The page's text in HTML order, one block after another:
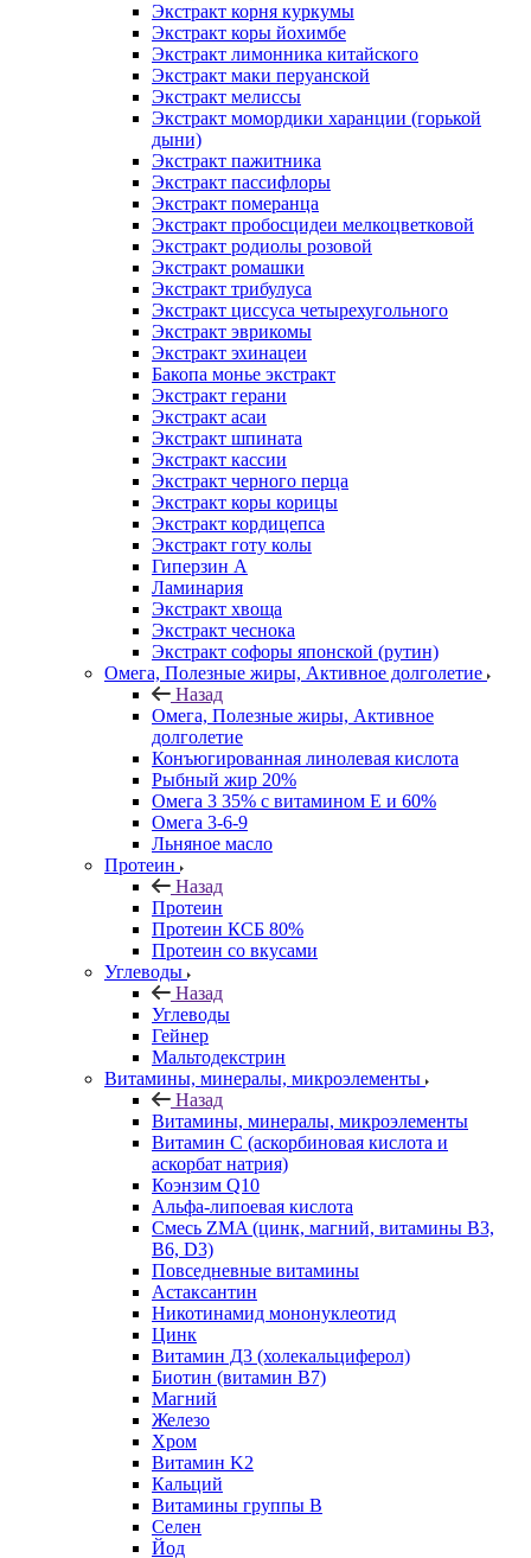
Экстракт корня куркумы
Экстракт коры йохимбе
Экстракт лимонника китайского
Экстракт маки перуанской
Экстракт мелиссы
Экстракт момордики харанции (горькой
дыни)
Экстракт пажитника
Экстракт пассифлоры
Экстракт померанца
Экстракт пробосцидеи мелкоцветковой
Экстракт родиолы розовой
Экстракт ромашки
Экстракт трибулуса
Экстракт циссуса четырехугольного
Экстракт эврикомы
Экстракт эхинацеи
Бакопа монье экстракт
Экстракт герани
Экстракт асаи
Экстракт шпината
Экстракт кассии
Экстракт черного перца
Экстракт коры корицы
Экстракт кордицепса
Экстракт готу колы
Гиперзин А
Ламинария
Экстракт хвоща
Экстракт чеснока
Экстракт софоры японской (рутин)
Омега, Полезные жиры, Активное долголетие
Назад
Омега, Полезные жиры, Активное
долголетие
Конъюгированная линолевая кислота
Рыбный жир 20%
Омега 3 35% с витамином Е и 60%
Омега 3-6-9
Льняное масло
Протеин
Назад
Протеин
Протеин КСБ 80%
Протеин со вкусами
Углеводы
Назад
Углеводы
Гейнер
Мальтодекстрин
Витамины, минералы, микроэлементы
Назад
Витамины, минералы, микроэлементы
Витамин C (аскорбиновая кислота и
аскорбат натрия)
Коэнзим Q10
Альфа-липоевая кислота
Смесь ZMA (цинк, магний, витамины B3,
B6, D3)
Повседневные витамины
Астаксантин
Никотинамид мононуклеотид
Цинк
Витамин Д3 (холекальциферол)
Биотин (витамин B7)
Магний
Железо
Хром
Витамин K2
Кальций
Витамины группы B
Селен
Йод